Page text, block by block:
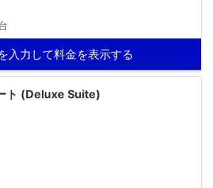
入力して料金を表示する
ト (Deluxe Suite)